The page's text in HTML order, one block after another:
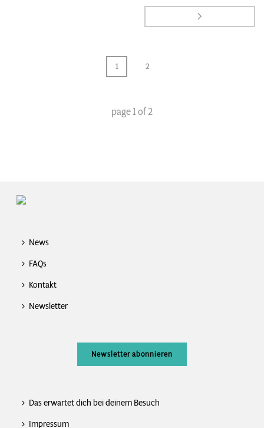
1 2
page1of2
News
FAQs
Kontakt
Newsletter
Newsletter abonnieren
Das erwartet dich bei deinem Besuch
Impressum